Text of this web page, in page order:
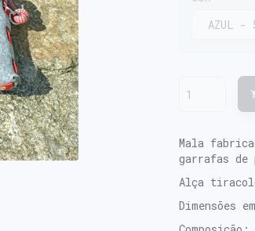
Mala
garrafas
Alça
Dimensões